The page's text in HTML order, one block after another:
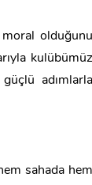
moral olduğunu
kulübümüz
adımlarla
sahada hem